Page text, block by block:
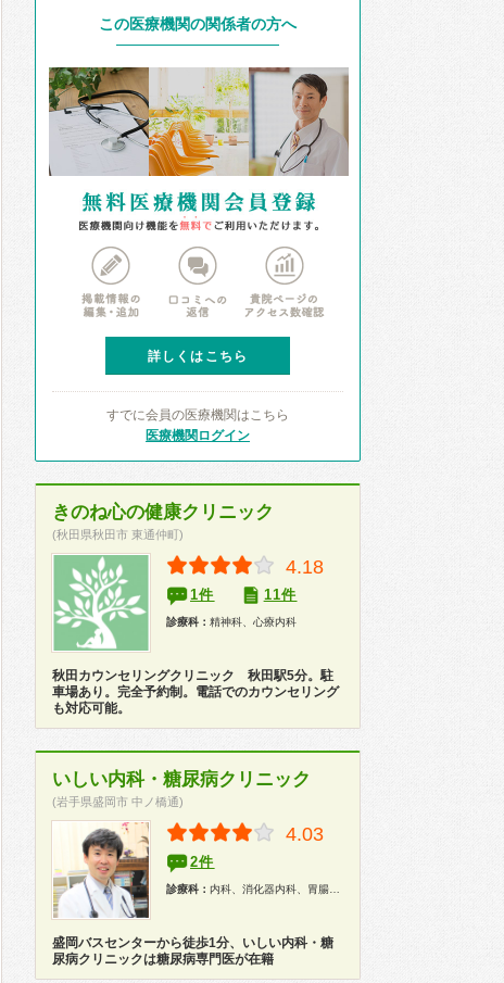
この医療機関の関係者の方へ
詳しくはこちら
すでに会員の医療機関はこちら
医療機関ログイン
きのね心の健康クリニック
(秋田県秋田市 東通仲町)
4.18
1件 11件
診療科： 精神科、心療内科
秋田カウンセリングクリニック 秋田駅5分。駐
車場あり。完全予約制。電話でのカウンセリング
も対応可能。
いしい内科・糖尿病クリニック
(岩手県盛岡市 中ノ橋通)
4.03
2件
診療科： 内科、消化器内科、胃腸科、糖尿病科、整形外科
盛岡バスセンターから徒歩1分、いしい内科・糖
尿病クリニックは糖尿病専門医が在籍